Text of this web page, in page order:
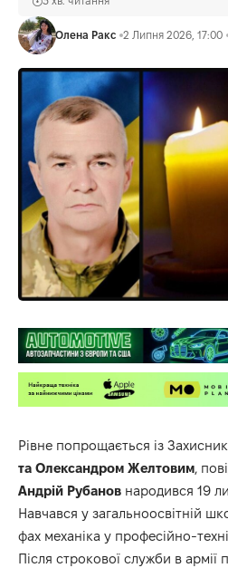
Олена Ракс 2 Липня 2026, 17:00
Рівне попрощається із
та Олександром Желтовим,
Андрій Рубанов народився 19
Навчався у загальноосвітній
фах механіка у професійно-
Після строкової служби в